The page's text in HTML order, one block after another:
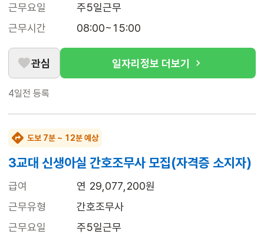
근무요일
주5일근무
근무시간
08:00~15:00
관심 일자리정보 더보기
4일전 등록
도보 7분 ~ 12분 예상
3교대 신생아실 간호조무사 모집(자격증 소지자)
급여
연 29,077,200원
근무유형
간호조무사
근무요일
주5일근무